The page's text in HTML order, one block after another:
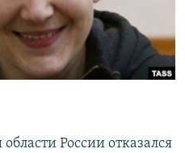
России отказался